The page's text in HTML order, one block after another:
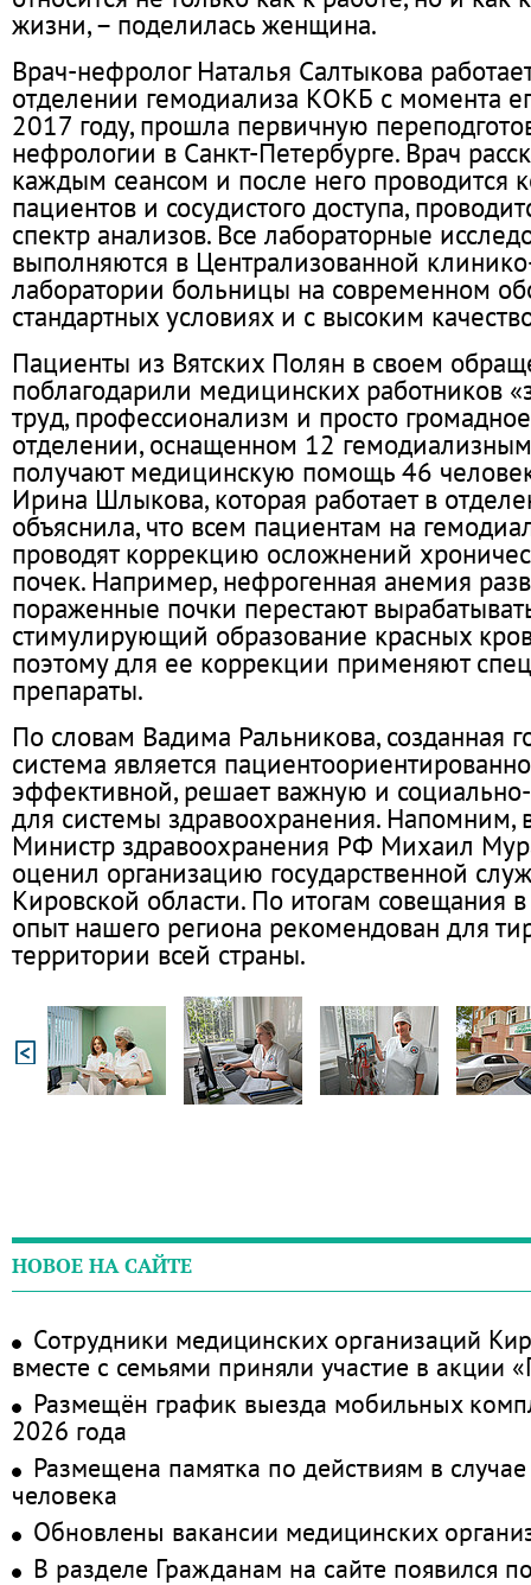
жизни, – поделилась женщина.
Врач-нефролог Наталья Салтыкова
отделении гемодиализа КОКБ с момента
2017 году, прошла первичную
нефрологии в Санкт-Петербурге. Врач
каждым сеансом и после него проводится
пациентов и сосудистого доступа,
спектр анализов. Все лабораторные
выполняются в Централизованной
лаборатории больницы на современном
стандартных условиях и с высоким
Пациенты из Вятских Полян в своем
поблагодарили медицинских работников
труд, профессионализм и просто
отделении, оснащенном 12
получают медицинскую помощь 46
Ирина Шлыкова, которая работает в
объяснила, что всем пациентам на
проводят коррекцию осложнений
почек. Например, нефрогенная анемия
пораженные почки перестают
стимулирующий образование красных
поэтому для ее коррекции применяют
препараты.
По словам Вадима Ральникова, созданная
система является
эффективной, решает важную и
для системы здравоохранения. Напомним,
Министр здравоохранения РФ Михаил
оценил организацию государственной
Кировской области. По итогам совещания
опыт нашего региона рекомендован для
территории всей страны.
НОВОЕ НА САЙТЕ
Сотрудники медицинских организаций
вместе с семьями приняли участие в акции
Размещён график выезда мобильных
2026 года
Размещена памятка по действиям в
человека
Обновлены вакансии медицинских
В разделе Гражданам на сайте появился